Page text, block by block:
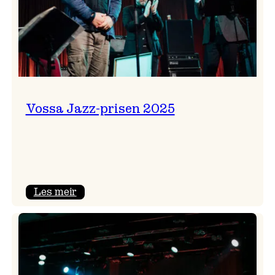
Vossa Jazz-prisen 2025
Les meir:
prisen
2025